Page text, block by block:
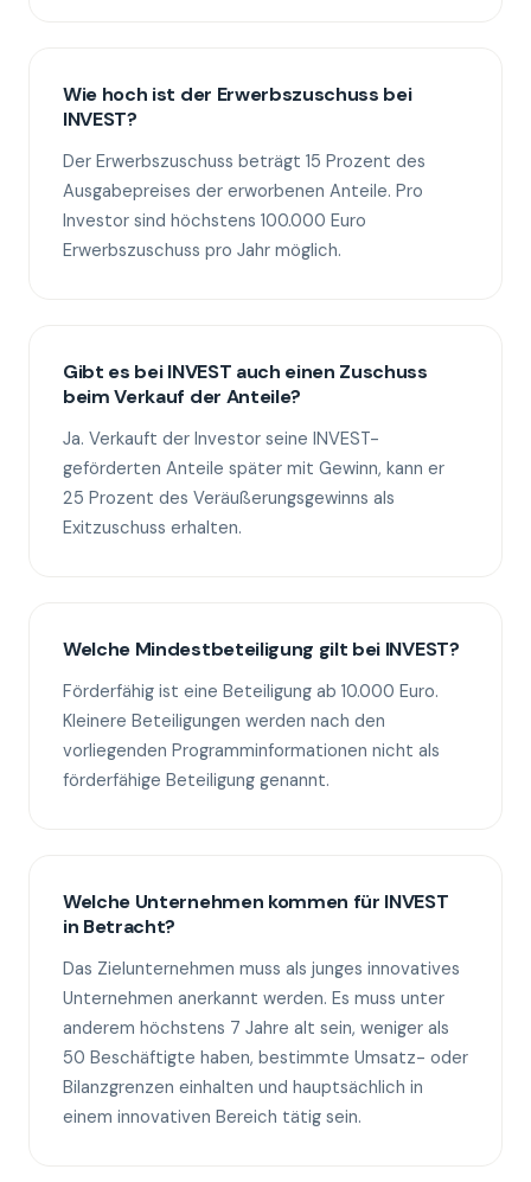
Wie hoch ist der Erwerbszuschuss bei
INVEST?
Der Erwerbszuschuss beträgt 15 Prozent des
Ausgabepreises der erworbenen Anteile. Pro
Investor sind höchstens 100.000 Euro
Erwerbszuschuss pro Jahr möglich.
Gibt es bei INVEST auch einen Zuschuss
beim Verkauf der Anteile?
Ja. Verkauft der Investor seine INVEST-
geförderten Anteile später mit Gewinn, kann er
25 Prozent des Veräußerungsgewinns als
Exitzuschuss erhalten.
Welche Mindestbeteiligung gilt bei INVEST?
Förderfähig ist eine Beteiligung ab 10.000 Euro.
Kleinere Beteiligungen werden nach den
vorliegenden Programminformationen nicht als
förderfähige Beteiligung genannt.
Welche Unternehmen kommen für INVEST
in Betracht?
Das Zielunternehmen muss als junges innovatives
Unternehmen anerkannt werden. Es muss unter
anderem höchstens 7 Jahre alt sein, weniger als
50 Beschäftigte haben, bestimmte Umsatz- oder
Bilanzgrenzen einhalten und hauptsächlich in
einem innovativen Bereich tätig sein.